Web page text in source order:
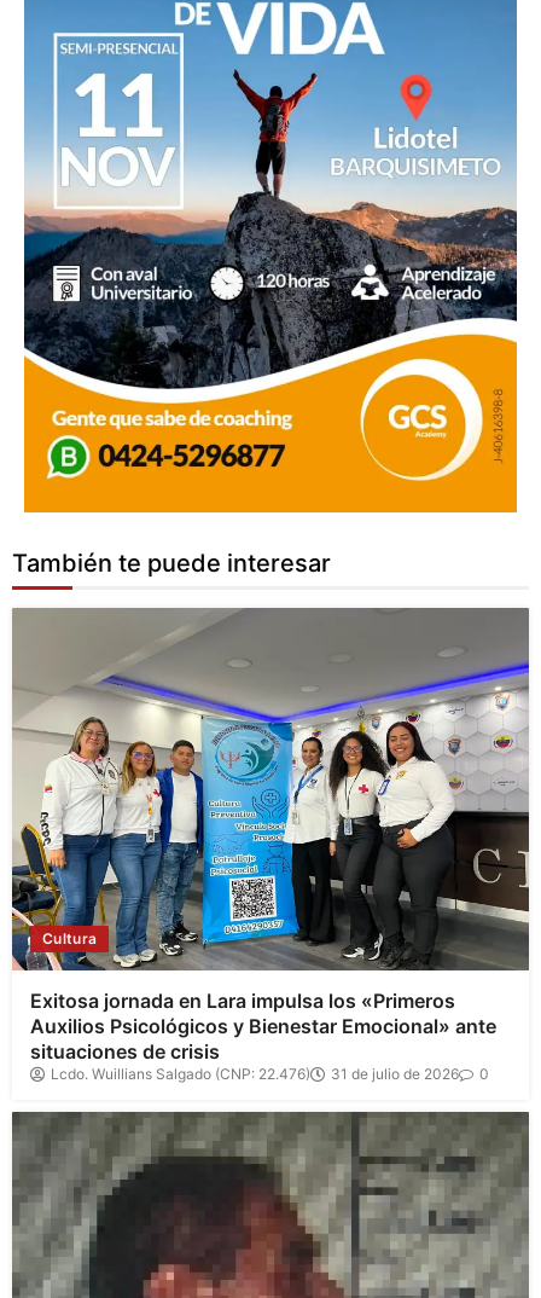
También te puede interesar
Cultura
Exitosa jornada en Lara impulsa los «Primeros
Auxilios Psicológicos y Bienestar Emocional» ante
situaciones de crisis
Lcdo. Wuillians Salgado (CNP: 22.476) 31 de julio de 2026 0